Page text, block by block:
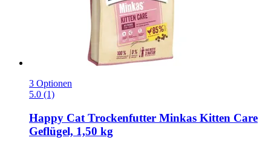
3 Optionen
5.0 (1)
Happy Cat Trockenfutter Minkas Kitten Care
Geflügel, 1,50 kg